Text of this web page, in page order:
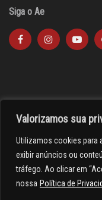
Valorizamos sua
Utilizamos cookies para
exibir anúncios ou
tráfego. Ao clicar em
nossa Política de
Siga o Ae
><(((º> 17